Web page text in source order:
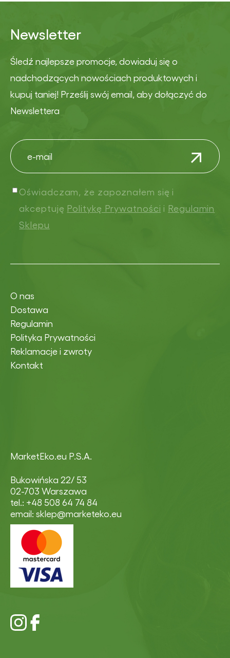
Newsletter
Śledź najlepsze promocje, dowiaduj się o
nadchodzących nowościach produktowych i
kupuj taniej! Prześlij swój email, aby dołączyć do
Newslettera
Oświadczam, że zapoznałem się i
akceptuję Politykę Prywatności i Regulamin
Sklepu
MarketEko.eu P.S.A.
Bukowińska 22/ 53
02-703 Warszawa
tel.: +48 508 64 74 84
email: sklep@marketeko.eu
O nas
Dostawa
Regulamin
Polityka Prywatności
Reklamacje i zwroty
Kontakt